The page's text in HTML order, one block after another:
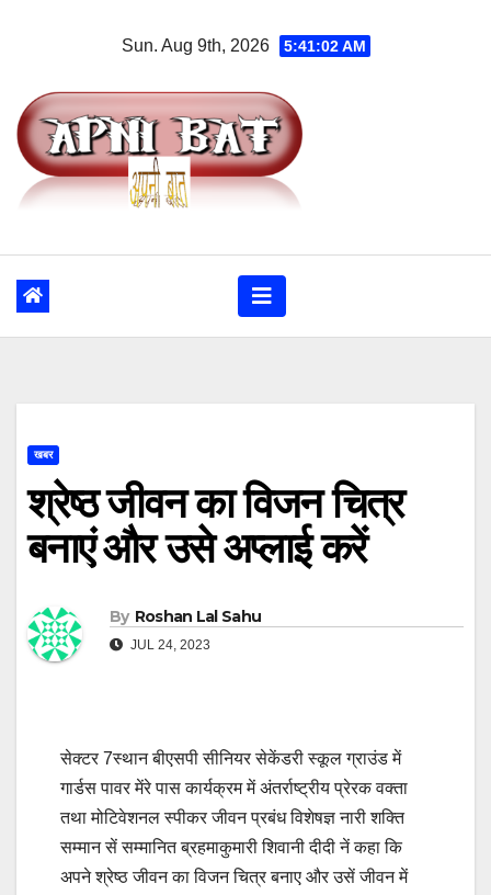
Sun. Aug 9th, 2026 5:41:02 AM
खबर
श्रेष्ठ जीवन का विजन चित्र
बनाएं और उसे अप्लाई करें
By Roshan Lal Sahu
JUL 24, 2023
सेक्टर 7स्थान बीएसपी सीनियर सेकेंडरी स्कूल ग्राउंड में
गार्डस पावर मेंरे पास कार्यक्रम में अंतर्राष्ट्रीय प्रेरक वक्ता
तथा मोटिवेशनल स्पीकर जीवन प्रबंध विशेषज्ञ नारी शक्ति
सम्मान सें सम्मानित ब्रहमाकुमारी शिवानी दीदी नें कहा कि
अपने श्रेष्ठ जीवन का विजन चित्र बनाए और उसें जीवन में